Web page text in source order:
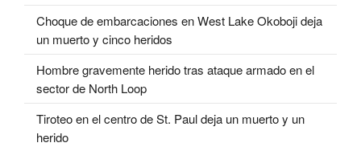
Choque de embarcaciones en West Lake Okoboji deja
un muerto y cinco heridos
Hombre gravemente herido tras ataque armado en el
sector de North Loop
Tiroteo en el centro de St. Paul deja un muerto y un
herido